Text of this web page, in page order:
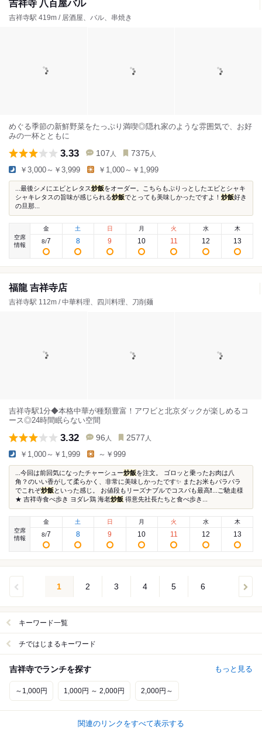
吉祥寺 八百屋バル
吉祥寺駅 419m / 居酒屋、バル、串焼き
めぐる季節の新鮮野菜をたっぷり満喫◎隠れ家のような雰囲気で、お好
みの一杯とともに
3.33 107 人 7375 人
￥3,000～￥3,999 ￥1,000～￥1,999
...最後シメにエビとレタス炒飯をオーダー。こちらもぷりっとしたエビとシャキ
シャキレタスの旨味が感じられる炒飯でとっても美味しかったですよ！ 炒飯好き
の旦那...
空席
情報
金
8/7
土
8
日
9
月
10
火
11
水
12
木
13
福龍 吉祥寺店
吉祥寺駅 112m / 中華料理、四川料理、刀削麺
吉祥寺駅1分◆本格中華が種類豊富！アワビと北京ダックが楽しめるコ
ース◎24時間眠らない空間
3.32 96 人 2577 人
￥1,000～￥1,999 ～￥999
...今回は前回気になったチャーシュー炒飯を注文。 ゴロッと乗ったお肉は八
角？のいい香がして柔らかく、非常に美味しかったです✨ またお米もパラパラ
でこれぞ炒飯 といった感じ。 お値段もリーズナブルでコスパも最高❗️...ご馳走様
★ 吉祥寺食べ歩き ヨダレ鶏 海老炒飯 得意先社長たちと食べ歩き...
空席
情報
金
8/7
土
8
日
9
月
10
火
11
水
12
木
13
1 2 3 4 5 6
キーワード一覧
チではじまるキーワード
吉祥寺でランチを探す もっと見る
～1,000円 1,000円 ～ 2,000円 2,000円～
関連のリンクをすべて表示する